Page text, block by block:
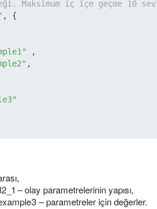
Maksimum iç içe geçme 10
, {
,
,
– olay parametrelerinin yapısı,
– parametreler için değerler.